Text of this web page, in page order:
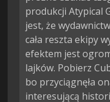
produkcji Atypical
jest, że
cała reszta ekipy
efektem jest
lajków. Pobierz
bo przyciągnęła
interesującą